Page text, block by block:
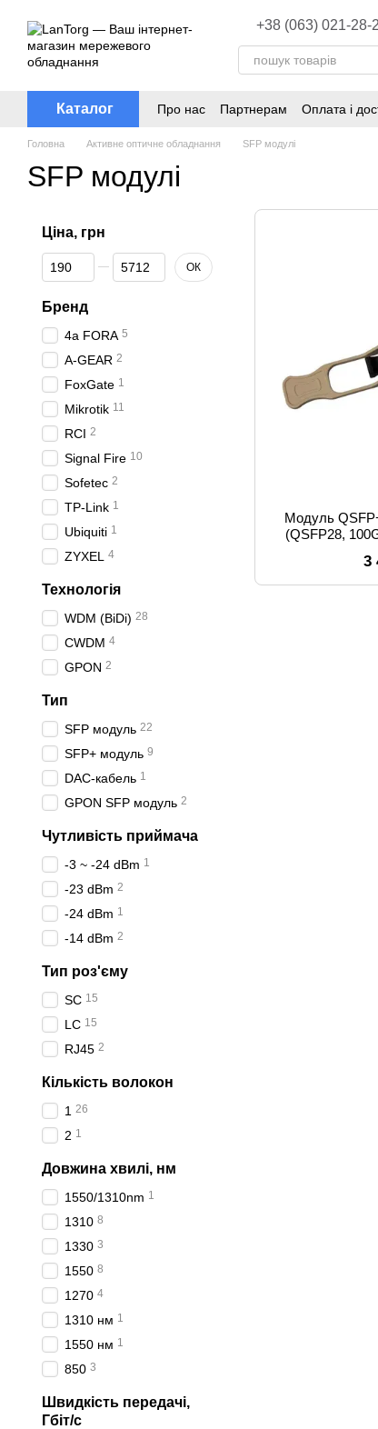
+38 (063) 021-28-
Каталог Про нас Партнерам Оплата і
Головна Активне оптичне обладнання SFP модулі
SFP модулі
Модуль
(QSFP28,
3
Ціна, грн
Від Ціна, грн
До Ціна, грн ОК
Бренд
4a FORA 5
A-GEAR 2
FoxGate 1
Mikrotik 11
RCI 2
Signal Fire 10
Sofetec 2
TP-Link 1
Ubiquiti 1
ZYXEL 4
Технологія
WDM (BiDi) 28
CWDM 4
GPON 2
Тип
SFP модуль 22
SFP+ модуль 9
DAC-кабель 1
GPON SFP модуль 2
Чутливість приймача
-3 ~ -24 dBm 1
-23 dBm 2
-24 dBm 1
-14 dBm 2
Тип роз'єму
SC 15
LC 15
RJ45 2
Кількість волокон
1 26
2 1
Довжина хвилі, нм
1550/1310nm 1
1310 8
1330 3
1550 8
1270 4
1310 нм 1
1550 нм 1
850 3
Швидкість передачі,
Гбіт/с